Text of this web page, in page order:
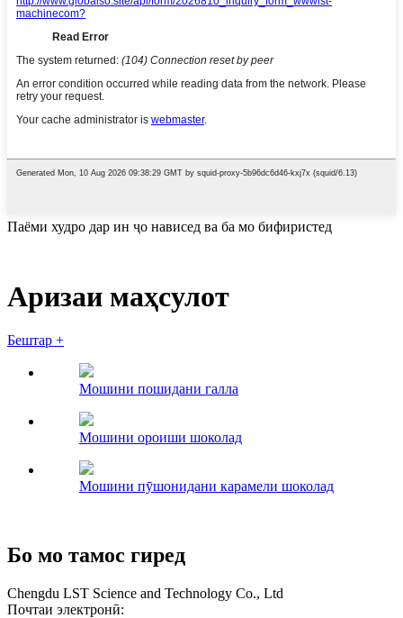
Паёми худро дар ин ҷо нависед ва ба мо бифиристед
Аризаи маҳсулот
Бештар +
Мошини пошидани галла
Мошини ороиши шоколад
Мошини пӯшонидани карамели шоколад
Бо мо тамос гиред
Chengdu LST Science and Technology Co., Ltd
Почтаи электронӣ: